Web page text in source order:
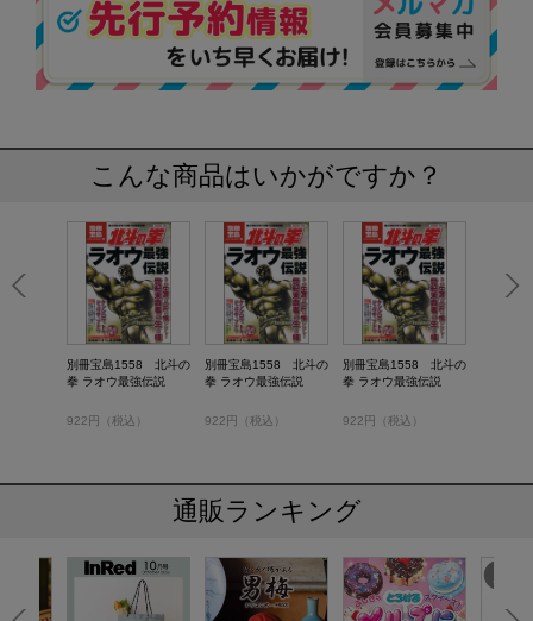
こんな商品はいかがですか？
別冊宝島1558 北斗の
拳 ラオウ最強伝説
922円（税込）
別冊宝島1558 北斗の
拳 ラオウ最強伝説
922円（税込）
別冊宝島1558 北斗の
拳 ラオウ最強伝説
922円（税込）
通販ランキング